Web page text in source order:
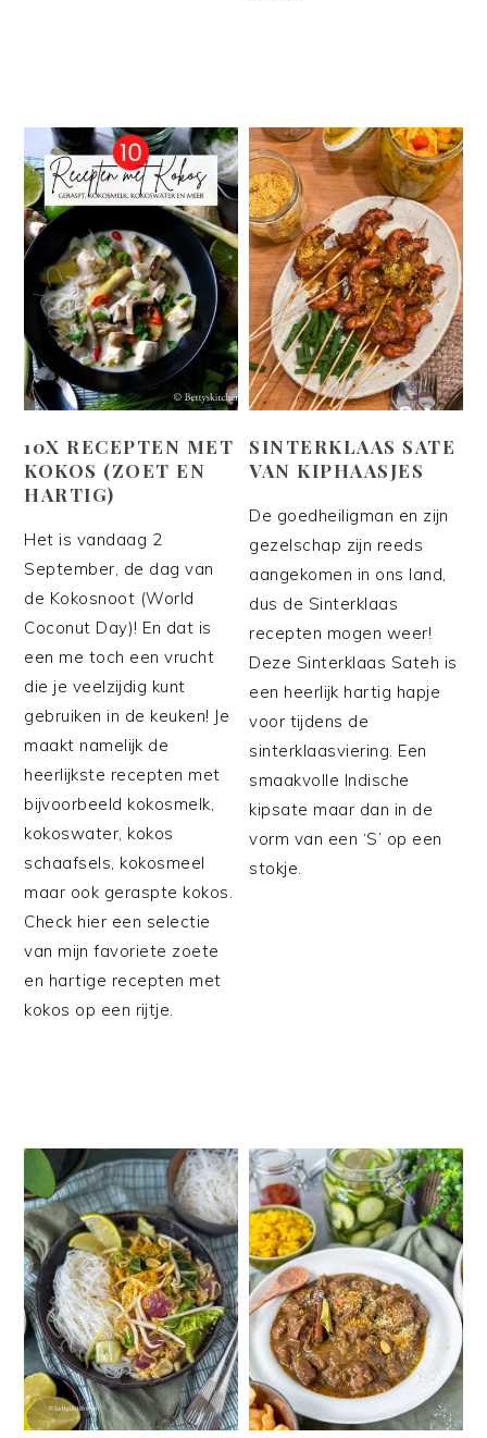
10X RECEPTEN MET
KOKOS (ZOET EN
HARTIG)
Het is vandaag 2
September, de dag van
de Kokosnoot (World
Coconut Day)! En dat is
een me toch een vrucht
die je veelzijdig kunt
gebruiken in de keuken! Je
maakt namelijk de
heerlijkste recepten met
bijvoorbeeld kokosmelk,
kokoswater, kokos
schaafsels, kokosmeel
maar ook geraspte kokos.
Check hier een selectie
van mijn favoriete zoete
en hartige recepten met
kokos op een rijtje.
SINTERKLAAS SATE
VAN KIPHAASJES
De goedheiligman en zijn
gezelschap zijn reeds
aangekomen in ons land,
dus de Sinterklaas
recepten mogen weer!
Deze Sinterklaas Sateh is
een heerlijk hartig hapje
voor tijdens de
sinterklaasviering. Een
smaakvolle Indische
kipsate maar dan in de
vorm van een ‘S’ op een
stokje.